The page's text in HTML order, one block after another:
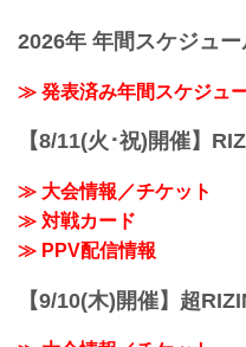
藤
第
村
第4
（
≫
イ
い
2026年 年間スケジュー
≫ 発表済み年間スケジュ
【8/11(火･祝)開催】
≫ 大会情報／チケット
≫ 対戦カード
≫ PPV配信情報
【9/10(木)開催】超